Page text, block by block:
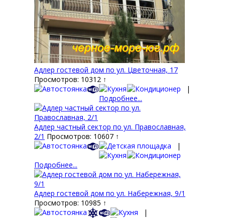
Адлер гостевой дом по ул. Цветочная, 17
Просмотров: 10312 ↑
|
Подробнее...
Адлер частный сектор по ул. Православная,
2/1 Просмотров: 10607 ↑
|
Подробнее...
Адлер гостевой дом по ул. Набережная, 9/1
Просмотров: 10985 ↑
|